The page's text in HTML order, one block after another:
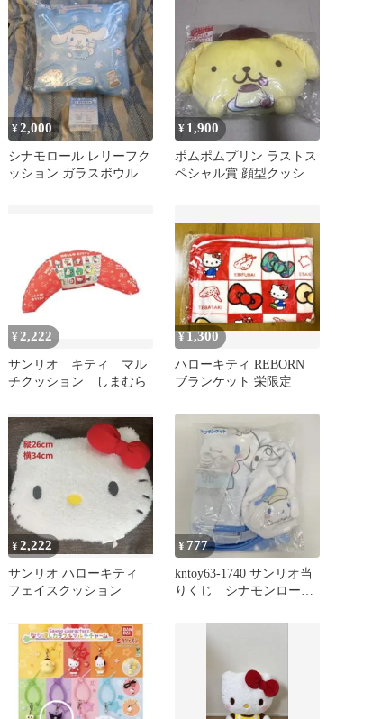
¥2,000
シナモロール レリーフク
ッション ガラスボウル 2
¥ 1,900
ポムポムプリン ラストス
ペシャル賞 顔型クッショ
¥2,222
サンリオ キティ マル
チクッション しまむら
¥ 1,300
ハローキティ REBORN
ブランケット 栄限定
¥2,222
サンリオ ハローキティ
フェイスクッション
¥ 777
kntoy63-1740 サンリオ当
りくじ シナモンロー